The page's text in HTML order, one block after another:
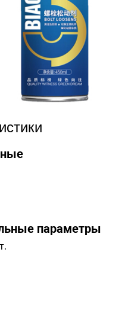
параметры